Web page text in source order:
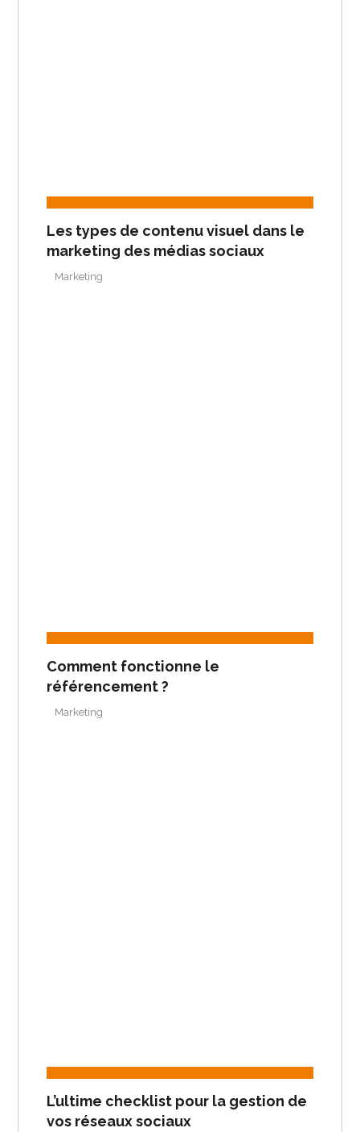
Les types de contenu visuel dans le
marketing des médias sociaux
Marketing
Comment fonctionne le
référencement ?
Marketing
L’ultime checklist pour la gestion de
vos réseaux sociaux